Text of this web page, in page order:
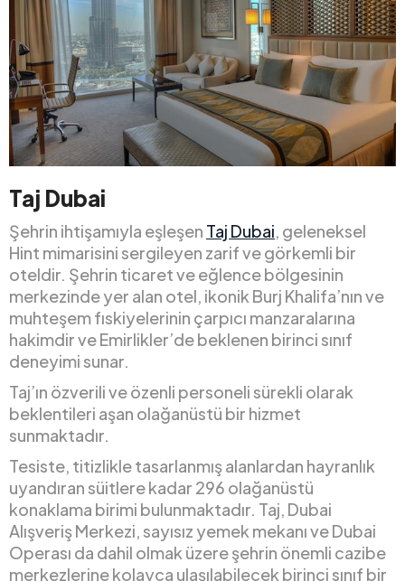
Taj Dubai
Şehrin ihtişamıyla eşleşen Taj Dubai, geleneksel
Hint mimarisini sergileyen zarif ve görkemli bir
oteldir. Şehrin ticaret ve eğlence bölgesinin
merkezinde yer alan otel, ikonik Burj Khalifa’nın ve
muhteşem fıskiyelerinin çarpıcı manzaralarına
hakimdir ve Emirlikler’de beklenen birinci sınıf
deneyimi sunar.
Taj’ın özverili ve özenli personeli sürekli olarak
beklentileri aşan olağanüstü bir hizmet
sunmaktadır.
Tesiste, titizlikle tasarlanmış alanlardan hayranlık
uyandıran süitlere kadar 296 olağanüstü
konaklama birimi bulunmaktadır. Taj, Dubai
Alışveriş Merkezi, sayısız yemek mekanı ve Dubai
Operası da dahil olmak üzere şehrin önemli cazibe
merkezlerine kolayca ulaşılabilecek birinci sınıf bir